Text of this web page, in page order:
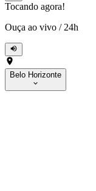
Tocando agora!
Ouça ao vivo / 24h
Belo Horizonte